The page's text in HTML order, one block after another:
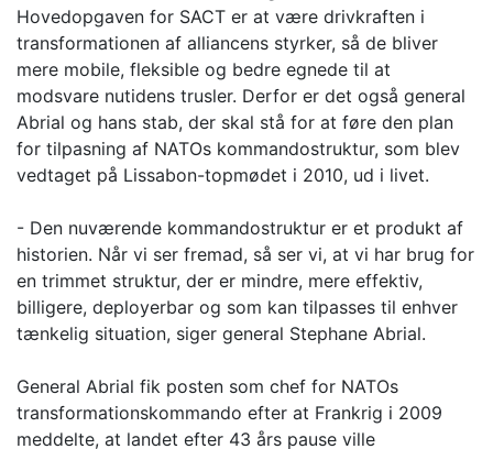
Hovedopgaven for SACT er at være drivkraften i
transformationen af alliancens styrker, så de bliver
mere mobile, fleksible og bedre egnede til at
modsvare nutidens trusler. Derfor er det også general
Abrial og hans stab, der skal stå for at føre den plan
for tilpasning af NATOs kommandostruktur, som blev
vedtaget på Lissabon-topmødet i 2010, ud i livet.
- Den nuværende kommandostruktur er et produkt af
historien. Når vi ser fremad, så ser vi, at vi har brug for
en trimmet struktur, der er mindre, mere effektiv,
billigere, deployerbar og som kan tilpasses til enhver
tænkelig situation, siger general Stephane Abrial.
General Abrial fik posten som chef for NATOs
transformationskommando efter at Frankrig i 2009
meddelte, at landet efter 43 års pause ville